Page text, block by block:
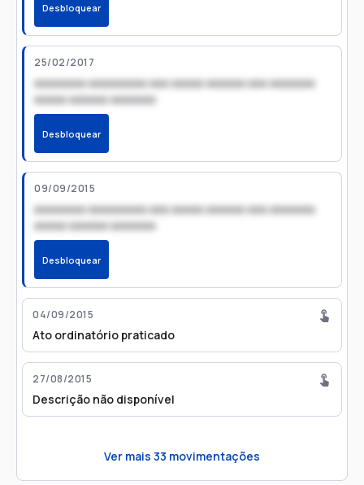
Desbloquear
25/02/2017
xxxxxxxx xxxxxxxxx xxx xxxxx xxxxxx xxx xxxxxxx
xxxxx xxxxxx xxxxxxx
Desbloquear
09/09/2015
xxxxxxxx xxxxxxxxx xxx xxxxx xxxxxx xxx xxxxxxx
xxxxx xxxxxx xxxxxxx
Desbloquear
04/09/2015
Ato ordinatório praticado
27/08/2015
Descrição não disponível
Ver mais 33 movimentações